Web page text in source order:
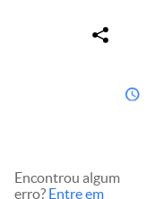
Encontrou algum
erro? Entre em